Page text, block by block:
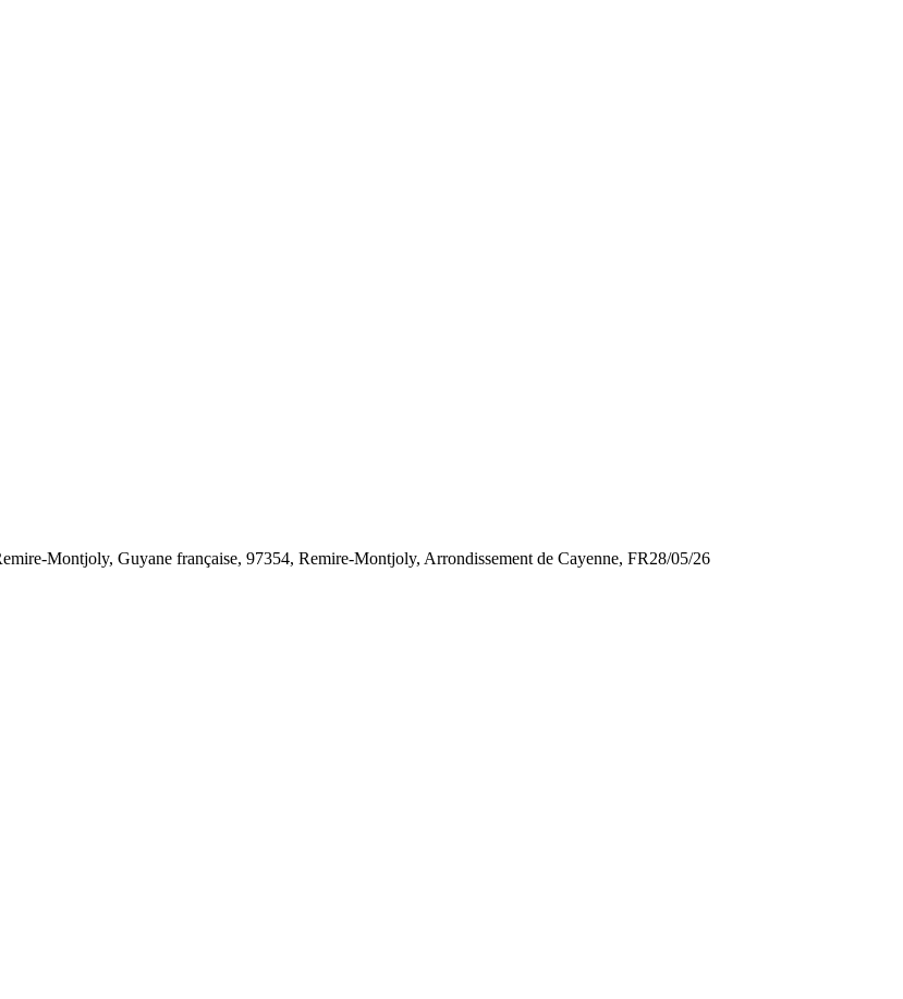
Montjoly, Guyane française, 97354, Remire-Montjoly, Arrondissement de Cayenne, FR28/05/26